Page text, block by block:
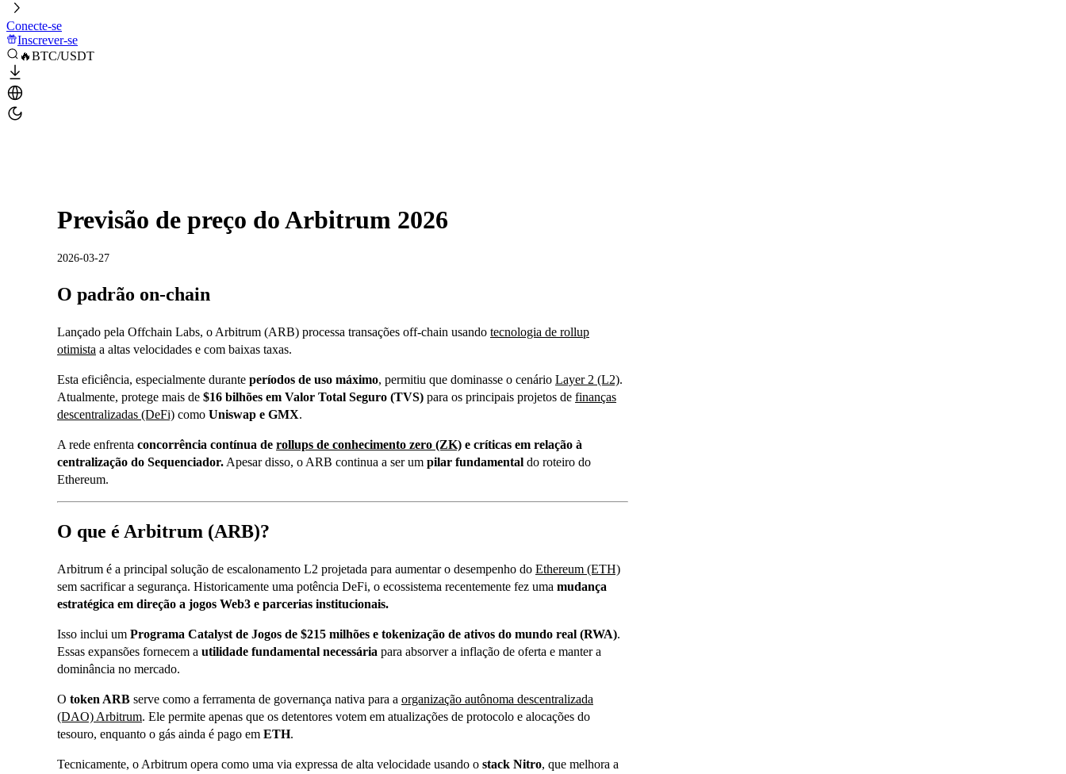
Conecte-se
Inscrever-se
🔥BTC/USDT
Previsão de preço do Arbitrum 2026
2026-03-27
O padrão on-chain
Lançado pela Offchain Labs, o Arbitrum (ARB) processa transações off-chain usando tecnologia de rollup
otimista a altas velocidades e com baixas taxas.
Esta eficiência, especialmente durante períodos de uso máximo, permitiu que dominasse o cenário Layer 2 (L2).
Atualmente, protege mais de $16 bilhões em Valor Total Seguro (TVS) para os principais projetos de finanças
descentralizadas (DeFi) como Uniswap e GMX.
A rede enfrenta concorrência contínua de rollups de conhecimento zero (ZK) e críticas em relação à
centralização do Sequenciador. Apesar disso, o ARB continua a ser um pilar fundamental do roteiro do
Ethereum.
O que é Arbitrum (ARB)?
Arbitrum é a principal solução de escalonamento L2 projetada para aumentar o desempenho do Ethereum (ETH)
sem sacrificar a segurança. Historicamente uma potência DeFi, o ecossistema recentemente fez uma mudança
estratégica em direção a jogos Web3 e parcerias institucionais.
Isso inclui um Programa Catalyst de Jogos de $215 milhões e tokenização de ativos do mundo real (RWA).
Essas expansões fornecem a utilidade fundamental necessária para absorver a inflação de oferta e manter a
dominância no mercado.
O token ARB serve como a ferramenta de governança nativa para a organização autônoma descentralizada
(DAO) Arbitrum. Ele permite apenas que os detentores votem em atualizações de protocolo e alocações do
tesouro, enquanto o gás ainda é pago em ETH.
Tecnicamente, o Arbitrum opera como uma via expressa de alta velocidade usando o stack Nitro, que melhora a